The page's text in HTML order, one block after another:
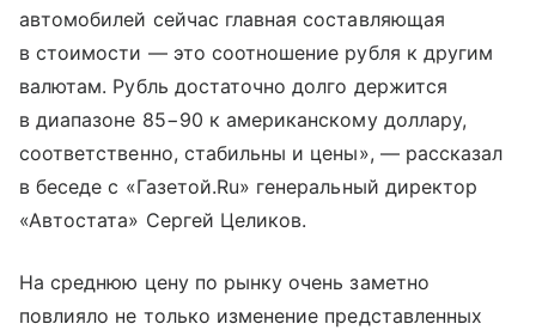
автомобилей сейчас главная составляющая
в стоимости — это соотношение рубля к другим
валютам. Рубль достаточно долго держится
в диапазоне 85−90 к американскому доллару,
соответственно, стабильны и цены», — рассказал
в беседе с «Газетой.Ru» генеральный директор
«Автостата» Сергей Целиков.
На среднюю цену по рынку очень заметно
повлияло не только изменение представленных